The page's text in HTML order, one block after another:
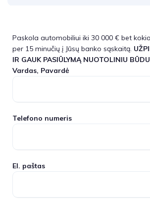
Paskola automobiliui iki 30 000 € bet
per 15 minučių į Jūsų banko sąskaitą.
IR GAUK PASIŪLYMĄ NUOTOLINIU
Vardas, Pavardė
Telefono numeris
El. paštas